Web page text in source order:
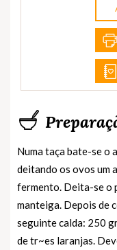
Numa taça bate-se o
deitando os ovos um
fermento. Deita-se o
manteiga. Depois de
seguinte calda: 250
de tr~es laranjas.